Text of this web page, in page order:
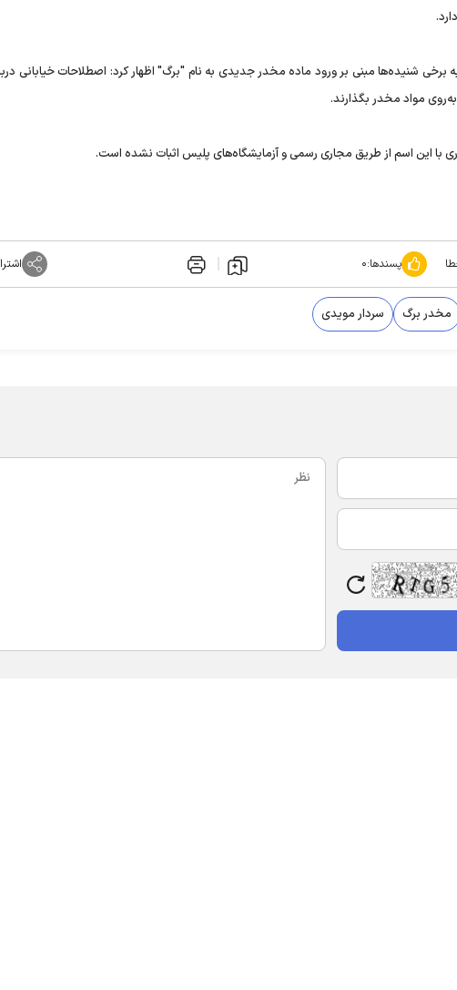
برخی شنیده‌ها مبنی بر ورود ماده مخدر جدیدی به نام "برگ" اظهار کرد: اصطلاحات خیابانی
مواد مخدر بگذارند.
با این اسم از طریق مجاری رسمی و آزمایشگاه‌های پلیس اثبات نشده است.
پسندها:۰
مخدر برگ سردار مویدی